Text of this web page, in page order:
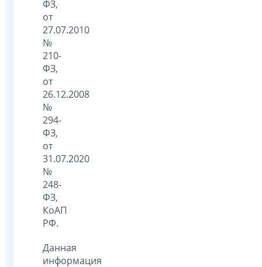
ФЗ,
от
27.07.2010
№
210-
ФЗ,
от
26.12.2008
№
294-
ФЗ,
от
31.07.2020
№
248-
ФЗ,
КоАП
РФ.
Данная
информация